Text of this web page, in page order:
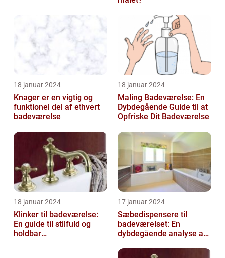
18 januar 2024
Knager er en vigtig og
funktionel del af ethvert
badeværelse
18 januar 2024
Maling Badeværelse: En
Dybdegående Guide til at
Opfriske Dit Badeværelse
18 januar 2024
Klinker til badeværelse:
En guide til stilfuld og
holdbar
17 januar 2024
Sæbedispensere til
badeværelset: En
dybdegående analyse af
dit hjem